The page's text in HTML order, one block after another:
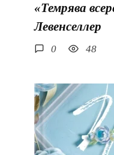
«Темрява
Левенселлер
0 48